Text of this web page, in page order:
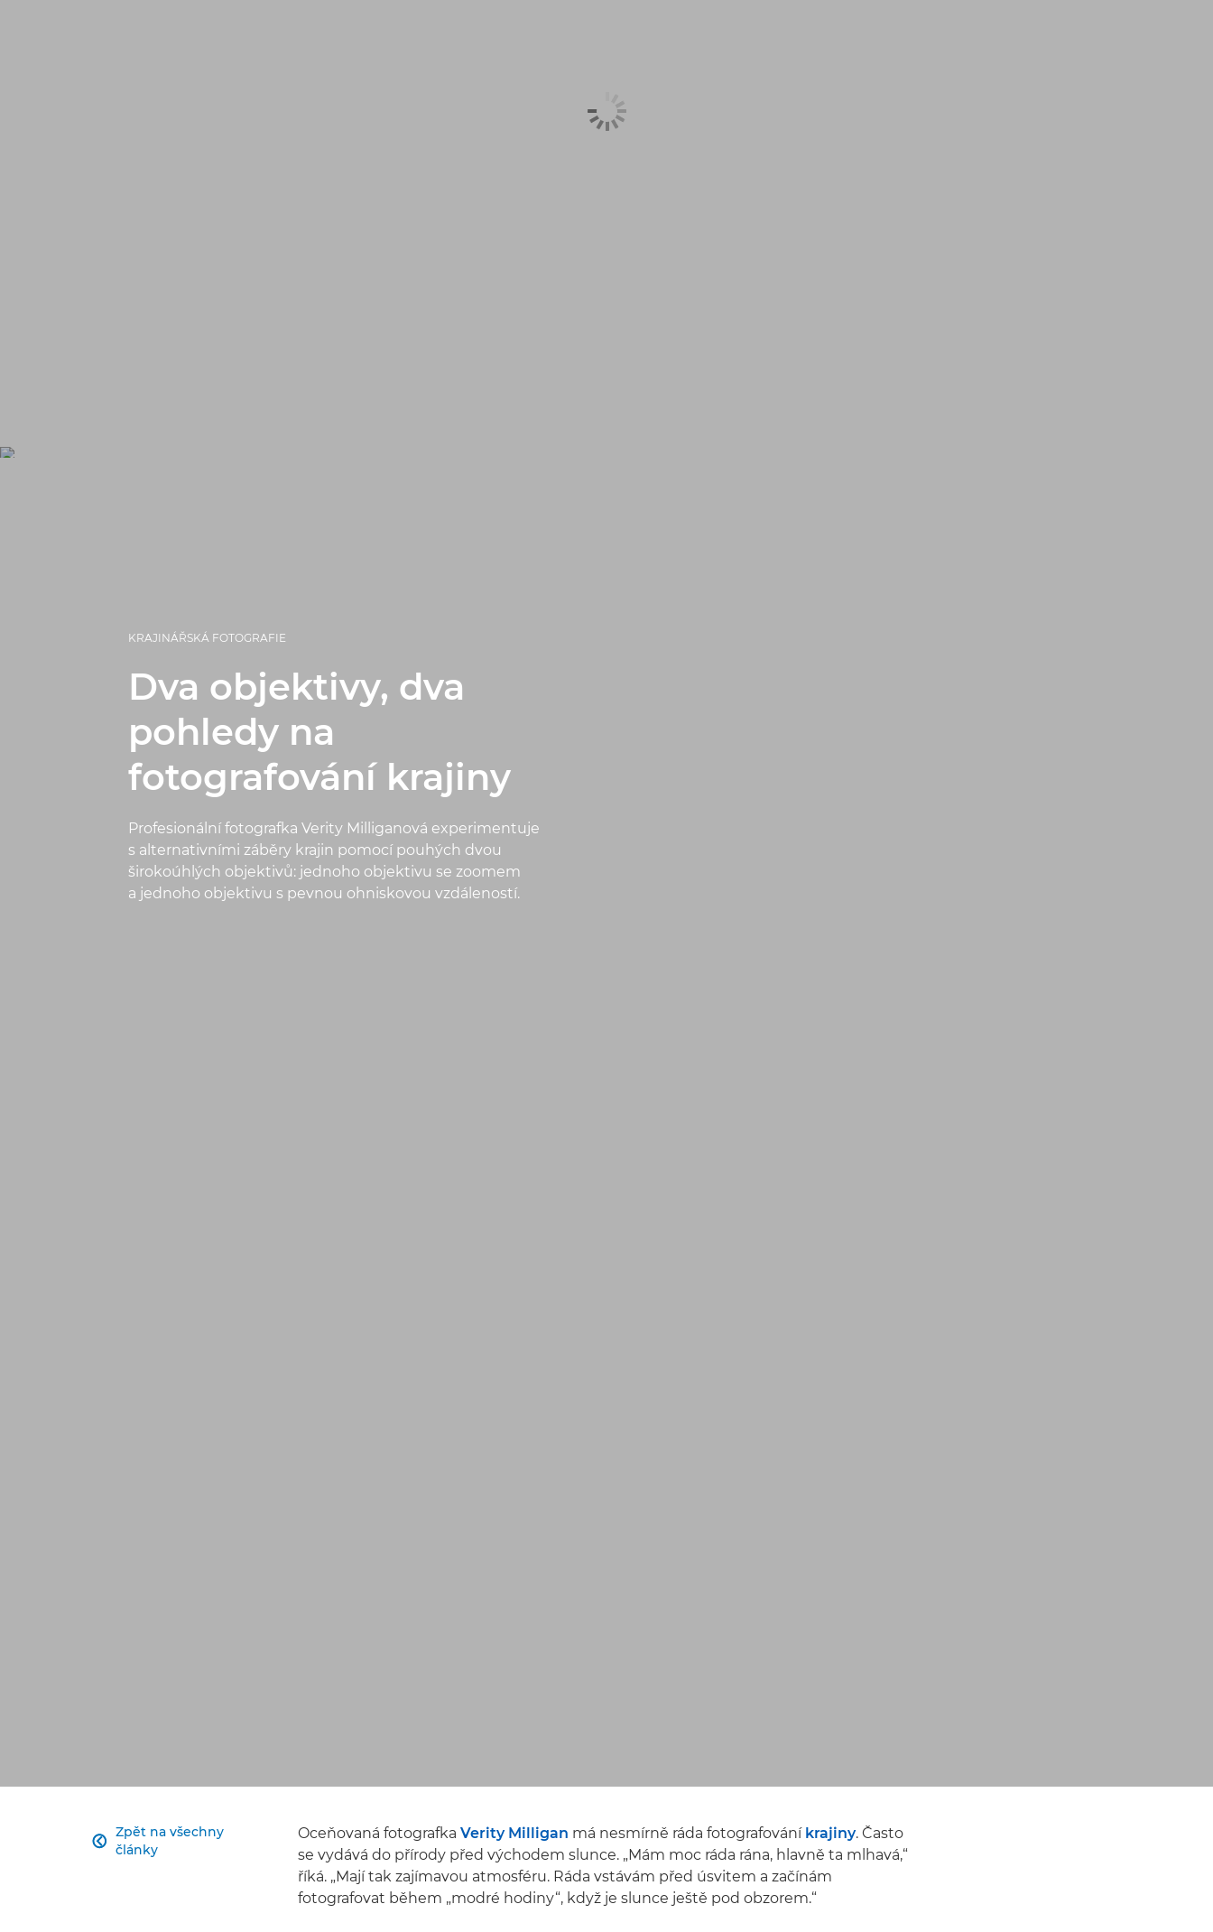
KRAJINÁŘSKÁ FOTOGRAFIE
Dva objektivy, dva
pohledy na
fotografování krajiny
Profesionální fotografka Verity Milliganová experimentuje
s alternativními záběry krajin pomocí pouhých dvou
širokoúhlých objektivů: jednoho objektivu se zoomem
a jednoho objektivu s pevnou ohniskovou vzdáleností.
Zpět na všechny
články
 Oceňovaná fotografka Verity Milligan má nesmírně ráda fotografování krajiny. Často
se vydává do přírody před východem slunce. „Mám moc ráda rána, hlavně ta mlhavá,“
říká. „Mají tak zajímavou atmosféru. Ráda vstávám před úsvitem a začínám
fotografovat během „modré hodiny“, když je slunce ještě pod obzorem.“